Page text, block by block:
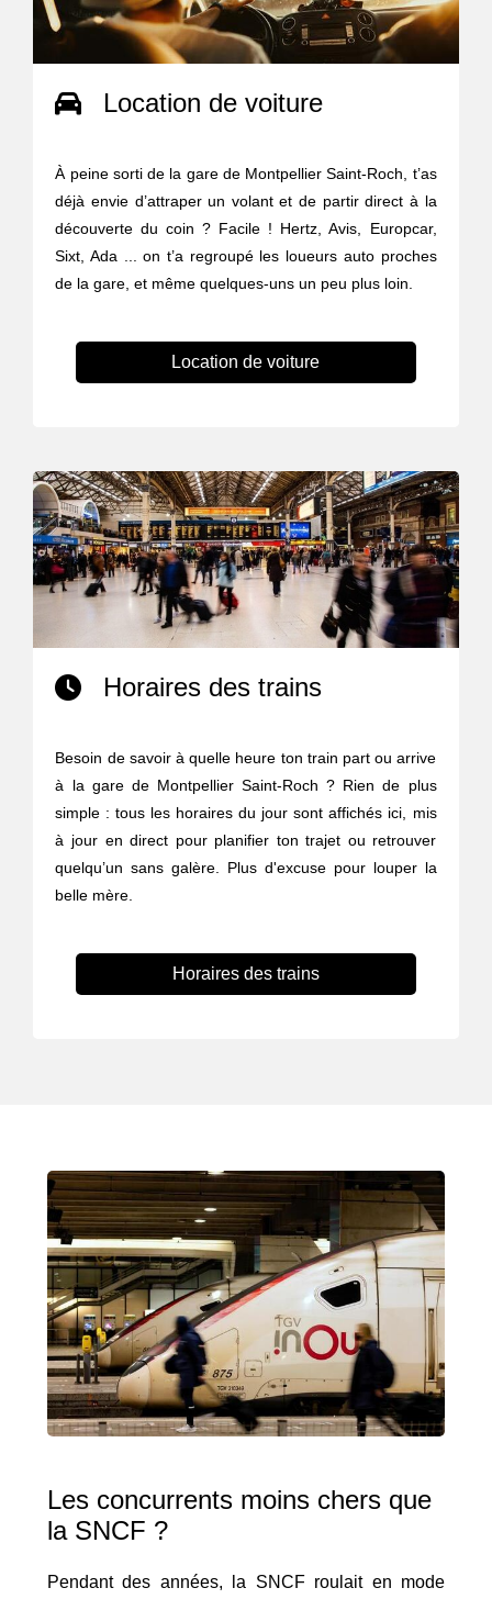
Location de voiture
À peine sorti de la gare de Montpellier Saint-Roch, t’as
déjà envie d’attraper un volant et de partir direct à la
découverte du coin ? Facile ! Hertz, Avis, Europcar,
Sixt, Ada ... on t’a regroupé les loueurs auto proches
de la gare, et même quelques-uns un peu plus loin.
Location de voiture
Horaires des trains
Besoin de savoir à quelle heure ton train part ou arrive
à la gare de Montpellier Saint-Roch ? Rien de plus
simple : tous les horaires du jour sont affichés ici, mis
à jour en direct pour planifier ton trajet ou retrouver
quelqu’un sans galère. Plus d'excuse pour louper la
belle mère.
Horaires des trains
Les concurrents moins chers que
la SNCF ?
Pendant des années, la SNCF roulait en mode